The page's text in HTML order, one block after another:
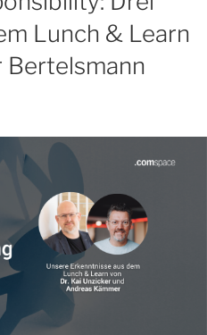
Lunch & Learn
Bertelsmann